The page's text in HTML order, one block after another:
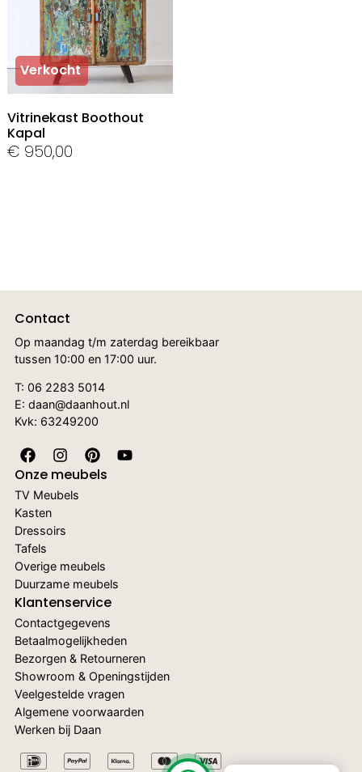
Verkocht
Vitrinekast Boothout
Kapal
€ 950,00
Contact
Op maandag t/m zaterdag bereikbaar
tussen 10:00 en 17:00 uur.
T: 06 2283 5014
E: daan@daanhout.nl
Kvk: 63249200
Onze meubels
TV Meubels
Kasten
Dressoirs
Tafels
Overige meubels
Duurzame meubels
Klantenservice
Contactgegevens
Betaalmogelijkheden
Bezorgen & Retourneren
Showroom & Openingstijden
Veelgestelde vragen
Algemene voorwaarden
Werken bij Daan